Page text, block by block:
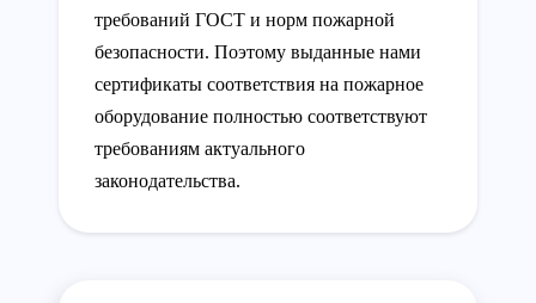
требований ГОСТ и норм пожарной
безопасности. Поэтому выданные нами
сертификаты соответствия на пожарное
оборудование полностью соответствуют
требованиям актуального
законодательства.